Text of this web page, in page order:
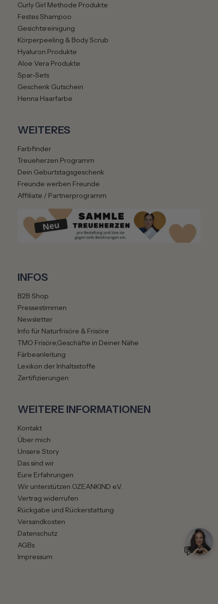
Curly Girl Methode Produkte
Festes Shampoo
Gesichtsreinigung
Körperpeeling & Body Scrub
Hyaluron Produkte
Aloe Vera Produkte
Spar-Sets
Geschenk Gutschein
Henna Haarfarbe
WEITERES
Farbfinder
Treueherzen Programm
Dein Geburtstagsgeschenk
Freunde werben Freunde
Affiliate / Partnerprogramm
INFOS
B2B Shop
Pressestimmen
Newsletter
Info für Naturfrisöre & Frisöre
TMO Frisöre,Geschäfte in Deiner Nähe
Färbeanleitung
Lexikon der Inhaltsstoffe
Zertifizierungen
WEITERE INFORMATIONEN
Kontakt
Über mich
Unsere Story
Das sind wir
Eure Erfahrungen
Wir unterstützen OZEANKIND e.V.
Vertrag widerrufen
Rückgabe und Rückerstattung
Versandkosten
Datenschutz
AGBs
Impressum
💬